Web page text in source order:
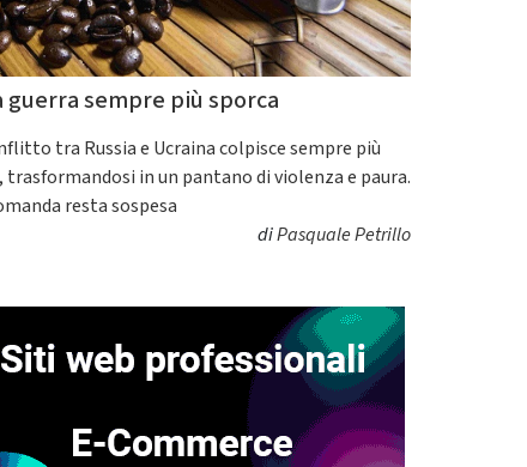
guerra sempre più sporca
tra Russia e Ucraina colpisce sempre più
trasformandosi in un pantano di violenza e paura.
resta sospesa
diPasquale Petrillo